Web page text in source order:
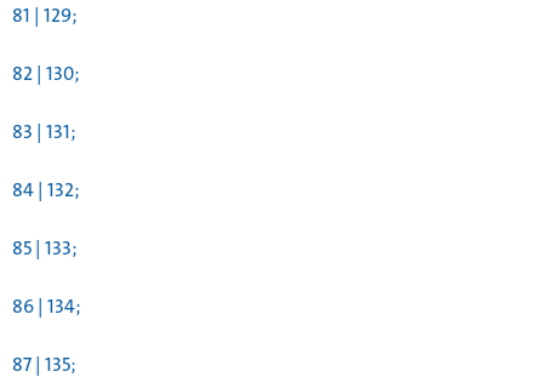
81 | 129;
82 | 130;
83 | 131;
84 | 132;
85 | 133;
86 | 134;
87 | 135;